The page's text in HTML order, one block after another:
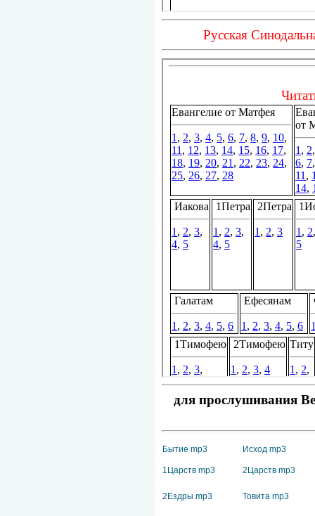
Русская
для прослушивания
Бытие mp3 Исход mp3
1Царств mp3 2Царств mp3
2Ездры mp3 Товита mp3